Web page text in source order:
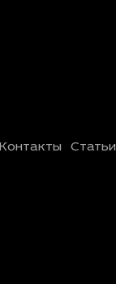
Контакты Статьи